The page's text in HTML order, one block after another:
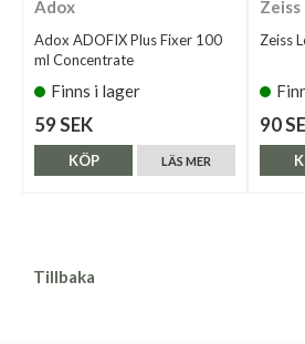
Adox
Adox ADOFIX Plus Fixer 100
ml Concentrate
Finns i lager
59 SEK
LÄS MER
KÖP
Zeiss
Zeiss
90
Tillbaka